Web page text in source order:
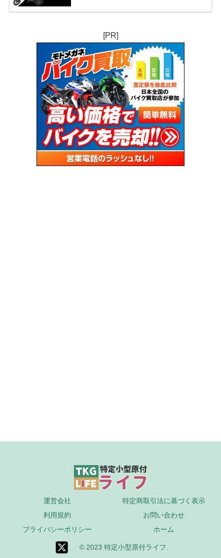
[PR]
運営会社
特定商取引法に基づく表示
利用規約
お問い合わせ
プライバシーポリシー
ホーム
© 2023 特定小型原付ライフ.